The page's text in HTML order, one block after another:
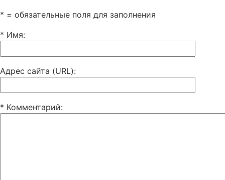
* = обязательные поля для заполнения
* Имя:
Адрес сайта (URL):
* Комментарий: